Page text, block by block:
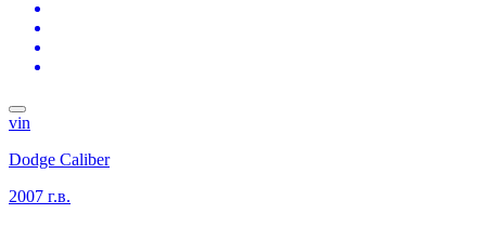
vin
Dodge Caliber
2007 г.в.